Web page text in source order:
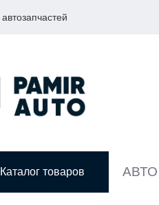
Каталог товаров